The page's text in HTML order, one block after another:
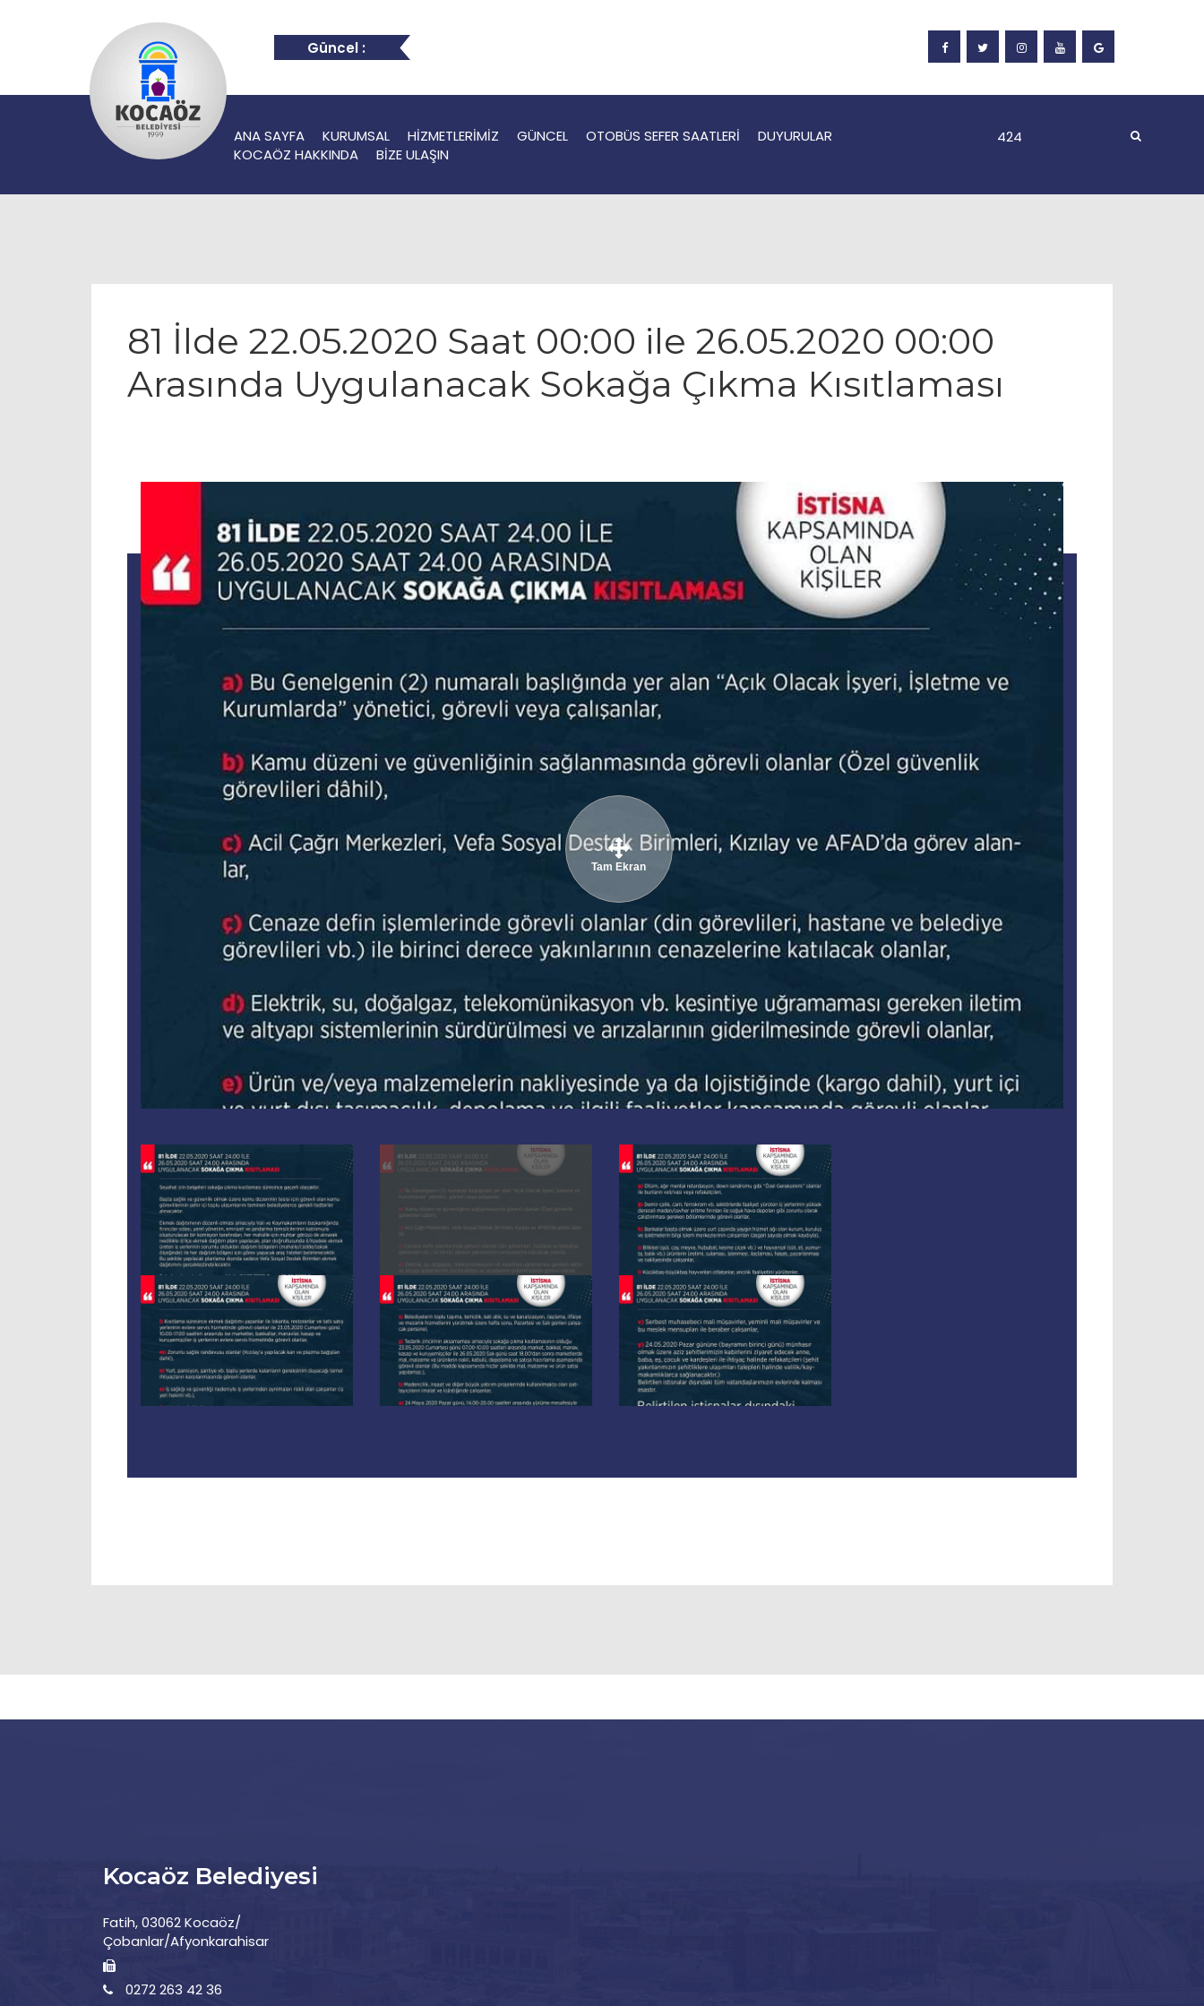
Güncel :
ANA SAYFA KURUMSAL HİZMETLERİMİZ GÜNCEL OTOBÜS SEFER SAATLERİ
DUYURULAR
KOCAÖZ HAKKINDA
BİZE ULAŞIN
81 İlde 22.05.2020 Saat 00:00 ile 26.05.2020 00:00
Arasında Uygulanacak Sokağa Çıkma Kısıtlaması
Tam Ekran
Kocaöz Belediyesi
Fatih, 03062 Kocaöz/
Çobanlar/Afyonkarahisar
0272 263 42 36